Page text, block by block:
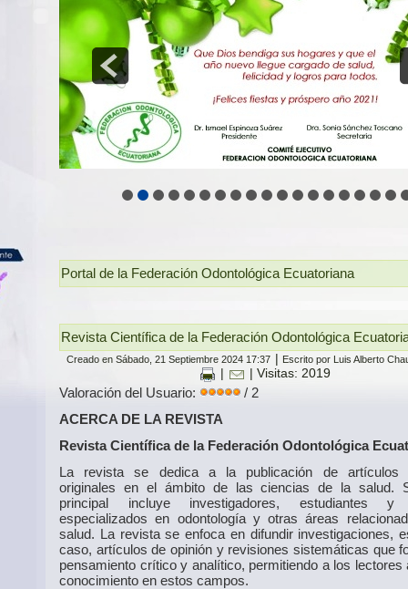
Portal de la Federación Odontológica Ecuatoriana
Revista Científica de la Federación Odontológica
Creado en Sábado, 21 Septiembre 2024 17:37 Escrito por Luis Alberto
| Visitas: 2019
Valoración del Usuario:
/ 2
ACERCA DE LA REVISTA
Revista Científica de la Federación Odontológica
La revista se dedica a la publicación de artículos
originales en el ámbito de las ciencias de la salud.
principal incluye investigadores, estudiantes y
especializados en odontología y otras áreas
salud. La revista se enfoca en difundir investigaciones,
caso, artículos de opinión y revisiones sistemáticas que
pensamiento crítico y analítico, permitiendo a los lectores
conocimiento en estos campos.